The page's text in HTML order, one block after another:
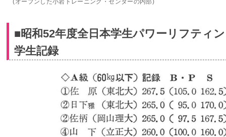
(オープンした小岩トレーニング・センターの内部)
■昭和52年度全日本学生パワーリフティ
学生記録